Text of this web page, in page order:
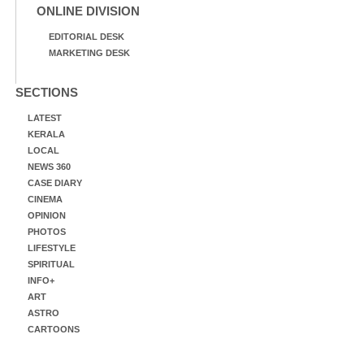
ONLINE DIVISION
EDITORIAL DESK
MARKETING DESK
SECTIONS
LATEST
KERALA
LOCAL
NEWS 360
CASE DIARY
CINEMA
OPINION
PHOTOS
LIFESTYLE
SPIRITUAL
INFO+
ART
ASTRO
CARTOONS